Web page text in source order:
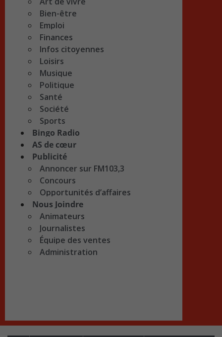
Bien-être
Emploi
Finances
Infos citoyennes
Loisirs
Musique
Politique
Santé
Société
Sports
Bingo Radio
AS de cœur
Publicité
Annoncer sur FM103,3
Concours
Opportunités d’affaires
Nous Joindre
Animateurs
Journalistes
Équipe des ventes
Administration